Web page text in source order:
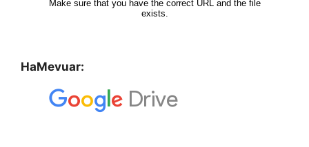
HaMevuar: